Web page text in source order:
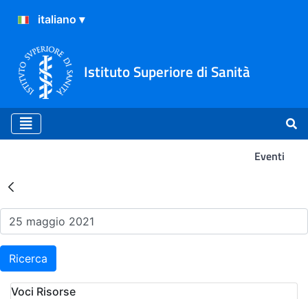
Istituto Superiore di Sanità
Eventi
Risultati della Ricerca -
Ricerca
Voci Risorse